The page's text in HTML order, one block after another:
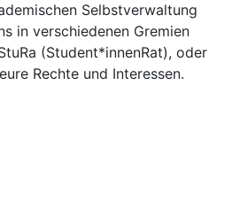
Selbstverwaltung
in verschiedenen Gremien
(Student*innenRat), oder
Rechte und Interessen.